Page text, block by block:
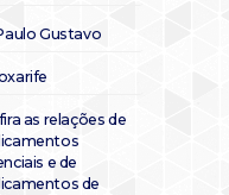
Gustavo
as relações de
e de
de